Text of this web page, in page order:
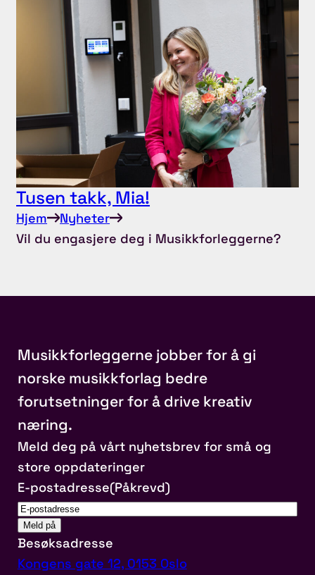
Tusen takk, Mia!
Hjem
Nyheter
Vil du engasjere deg i Musikkforleggerne?
Musikkforleggerne jobber for å gi
norske musikkforlag bedre
forutsetninger for å drive kreativ
næring.
Meld deg på vårt nyhetsbrev for små og
store oppdateringer
E-postadresse(Påkrevd)
Besøksadresse
Kongens gate 12, 0153 Oslo